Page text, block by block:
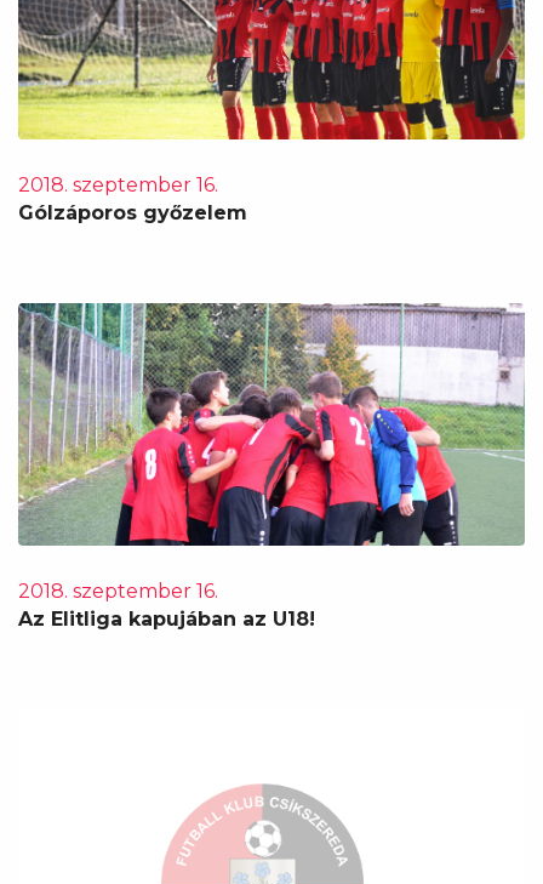
2018. szeptember 16.
Gólzáporos győzelem
2018. szeptember 16.
Az Elitliga kapujában az U18!